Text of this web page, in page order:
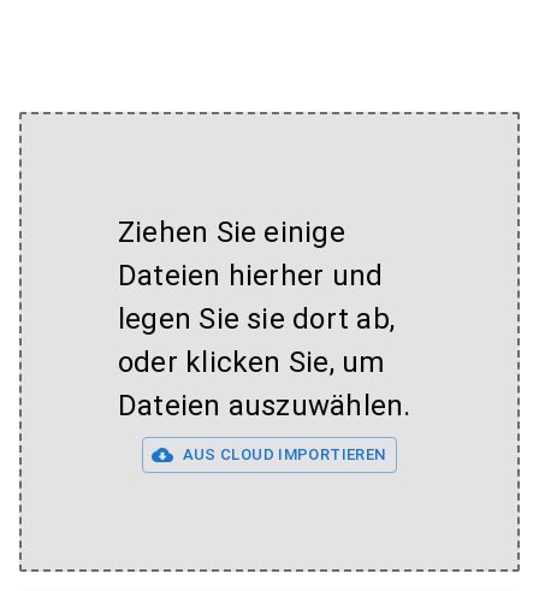
Ziehen Sie einige
Dateien hierher und
legen Sie sie dort ab,
oder klicken Sie, um
Dateien auszuwählen.
AUS CLOUD IMPORTIEREN